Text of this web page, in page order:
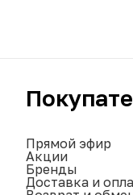
Прямой эфир
Акции
Бренды
Доставка и